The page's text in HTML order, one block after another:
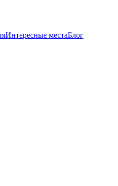
Интересные местаБлог